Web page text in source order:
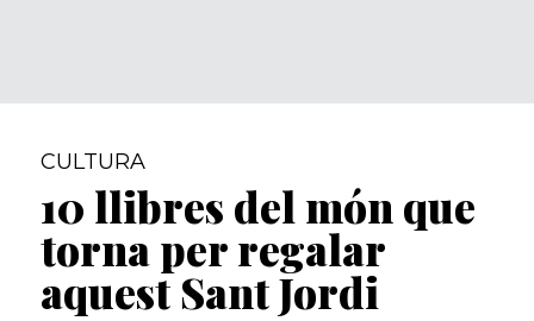
CULTURA
10 llibres del món que
torna per regalar
aquest Sant Jordi